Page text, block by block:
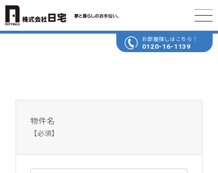
お部屋探しはこちら！
0120-16-1139
物件名
【必須】